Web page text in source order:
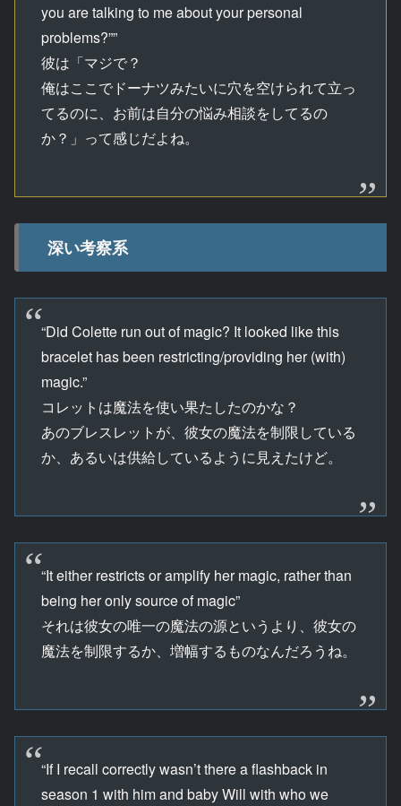
you are talking to me about your personal
problems?””
彼は「マジで？
俺はここでドーナツみたいに穴を空けられて立っ
てるのに、お前は自分の悩み相談をしてるの
か？」って感じだよね。
深い考察系
“Did Colette run out of magic? It looked like this
bracelet has been restricting/providing her (with)
magic.”
コレットは魔法を使い果たしたのかな？
あのブレスレットが、彼女の魔法を制限している
か、あるいは供給しているように見えたけど。
“It either restricts or amplify her magic, rather than
being her only source of magic”
それは彼女の唯一の魔法の源というより、彼女の
魔法を制限するか、増幅するものなんだろうね。
“If I recall correctly wasn’t there a flashback in
season 1 with him and baby Will with who we